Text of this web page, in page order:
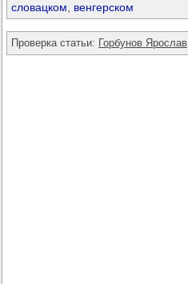
словацком
венгерском
Проверка статьи: Горбунов Ярослав